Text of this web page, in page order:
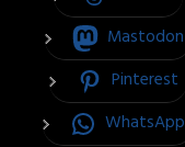
Mastodon
Pinterest
WhatsApp